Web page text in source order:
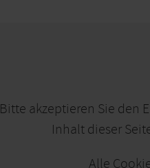
Bitte akzeptieren Sie den
Inhalt dieser
Alle